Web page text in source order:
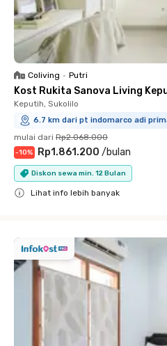
Coliving • Putri
Kost Rukita Sanova Living
Keputih, Sukolilo
6.7 km dari pt indomarco adi
mulai dari Rp2.068.000
-10% Rp1.861.200 /bulan
Diskon sewa min. 12 Bulan
Lihat info lebih banyak